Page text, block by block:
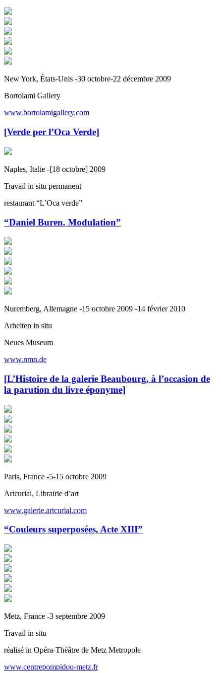
New York, États-Unis -30 octobre-22 décembre 2009
Bortolami Gallery
www.bortolamigallery.com
[Verde per l’Oca Verde]
Naples, Italie -[18 octobre] 2009
Travail in situ permanent
restaurant “L’Oca verde”
“Daniel Buren. Modulation”
Nuremberg, Allemagne -15 octobre 2009 -14 février 2010
Arbeiten in situ
Neues Museum
www.nmn.de
[L’Histoire de la galerie Beaubourg, à l’occasion de
la parution du livre éponyme]
Paris, France -5-15 octobre 2009
Artcurial, Librairie d’art
www.galerie.artcurial.com
“Couleurs superposées, Acte XIII”
Metz, France -3 septembre 2009
Travail in situ
réalisé in Opéra-Théâtre de Metz Metropole
www.centrepompidou-metz.fr